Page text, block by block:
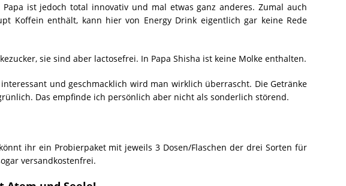
Papa ist jedoch total innovativ und mal etwas ganz anderes. Zumal auch
Koffein enthält, kann hier von Energy Drink eigentlich gar keine Rede
sie sind aber lactosefrei. In Papa Shisha ist keine Molke enthalten.
und geschmacklich wird man wirklich überrascht. Die Getränke
Das empfinde ich persönlich aber nicht als sonderlich störend.
ihr ein Probierpaket mit jeweils 3 Dosen/Flaschen der drei Sorten für
versandkostenfrei.